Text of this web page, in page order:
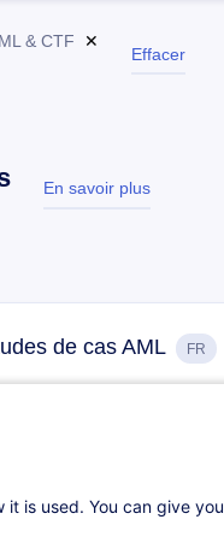
& CTF ✕
Effacer
En savoir plus
test
de cas AML FR
is used. You can give